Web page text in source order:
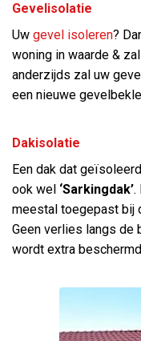
Gevelisolatie
Uw gevel isoleren?
woning in waarde &
anderzijds zal uw
een nieuwe
Dakisolatie
Een dak dat
ook wel ‘Sarkingdak’.
meestal toegepast bij
Geen verlies langs de
wordt extra